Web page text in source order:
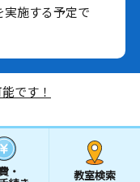
施する予定で
です！
・ 教室検索